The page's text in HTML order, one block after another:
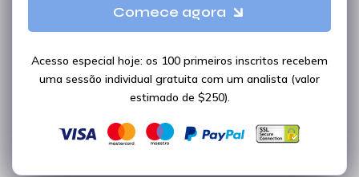
Comece agora
Acesso especial hoje: os 100 primeiros inscritos recebem
uma sessão individual gratuita com um analista (valor
estimado de $250).